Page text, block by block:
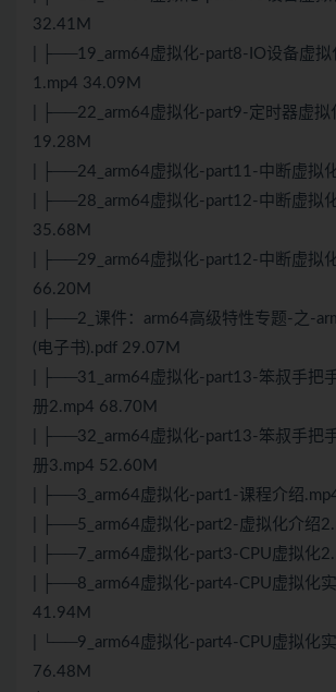
32.41M
| ├──19_arm64虚拟化-part8-IO设备虚拟
1.mp4 34.09M
| ├──22_arm64虚拟化-part9-定时器虚拟
19.28M
| ├──24_arm64虚拟化-part11-中断虚拟
| ├──28_arm64虚拟化-part12-中断虚拟
35.68M
| ├──29_arm64虚拟化-part12-中断虚拟
66.20M
| ├──2_课件：arm64高级特性专题-之-
(电子书).pdf 29.07M
| ├──31_arm64虚拟化-part13-笨叔手把
册2.mp4 68.70M
| ├──32_arm64虚拟化-part13-笨叔手把
册3.mp4 52.60M
| ├──3_arm64虚拟化-part1-课程介绍
| ├──5_arm64虚拟化-part2-虚拟化介绍
| ├──7_arm64虚拟化-part3-CPU虚拟化
| ├──8_arm64虚拟化-part4-CPU虚拟化
41.94M
| └──9_arm64虚拟化-part4-CPU虚拟化
76.48M